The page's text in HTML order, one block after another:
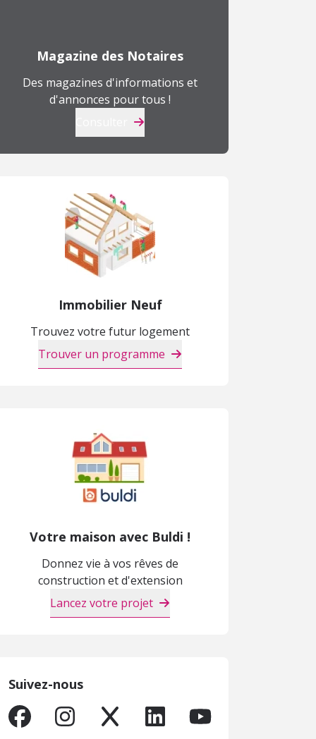
Magazine des Notaires
Des magazines d'informations et
d'annonces pour tous !
Immobilier Neuf
Trouvez votre futur logement
Trouver un programme
Votre maison avec Buldi !
Donnez vie à vos rêves de
construction et d'extension
Lancez votre projet
Suivez-nous